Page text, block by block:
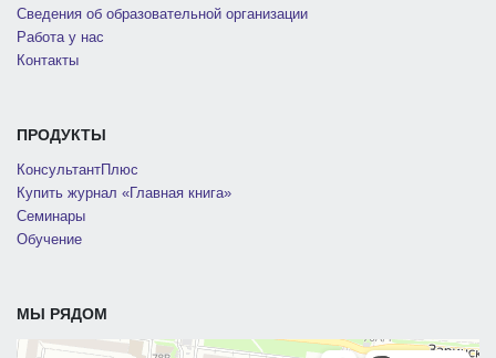
Сведения об образовательной организации
Работа у нас
Контакты
ПРОДУКТЫ
КонсультантПлюс
Купить журнал «Главная книга»
Семинары
Обучение
МЫ РЯДОМ